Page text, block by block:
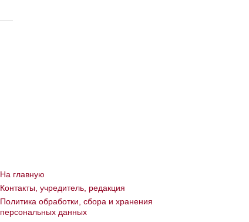
На главную
Контакты, учредитель, редакция
Политика обработки, сбора и хранения
персональных данных